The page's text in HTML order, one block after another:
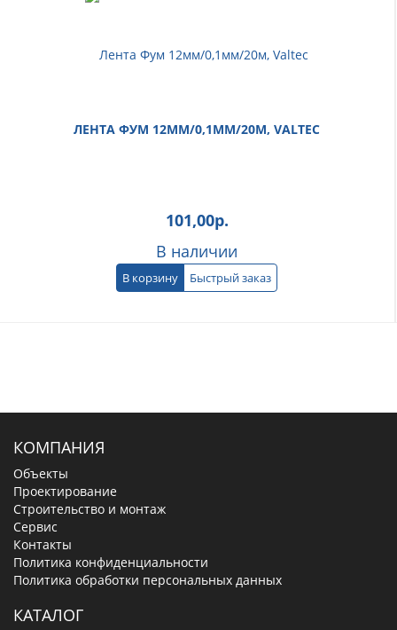
ЛЕНТА ФУМ 12ММ/0,1ММ/20М, VALTEC
101,00р.
В наличии
В корзину Быстрый заказ
КОМПАНИЯ
Объекты
Проектирование
Строительство и монтаж
Сервис
Контакты
Политика конфиденциальности
Политика обработки персональных данных
КАТАЛОГ